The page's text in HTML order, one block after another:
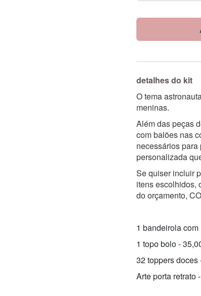
detalhes do kit
O tema
meninas.
Além das peças
com balões nas
necessários
personalizada
Se quiser incluir
itens escolhidos,
do orçamento,
1 bandeirola
1 topo bolo -
32 toppers doces
Arte porta retrato